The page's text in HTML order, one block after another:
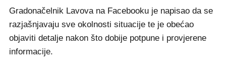
Gradonačelnik Lavova na Facebooku je napisao da se
razjašnjavaju sve okolnosti situacije te je obećao
objaviti detalje nakon što dobije potpune i provjerene
informacije.